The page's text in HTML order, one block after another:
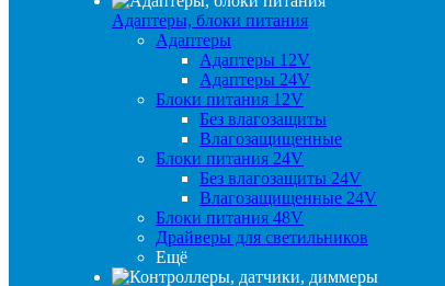
Адаптеры, блоки питания
Адаптеры
Адаптеры 12V
Адаптеры 24V
Блоки питания 12V
Без влагозащиты
Влагозащищенные
Блоки питания 24V
Без влагозащиты 24V
Влагозащищенные 24V
Блоки питания 48V
Драйверы для светильников
Ещё